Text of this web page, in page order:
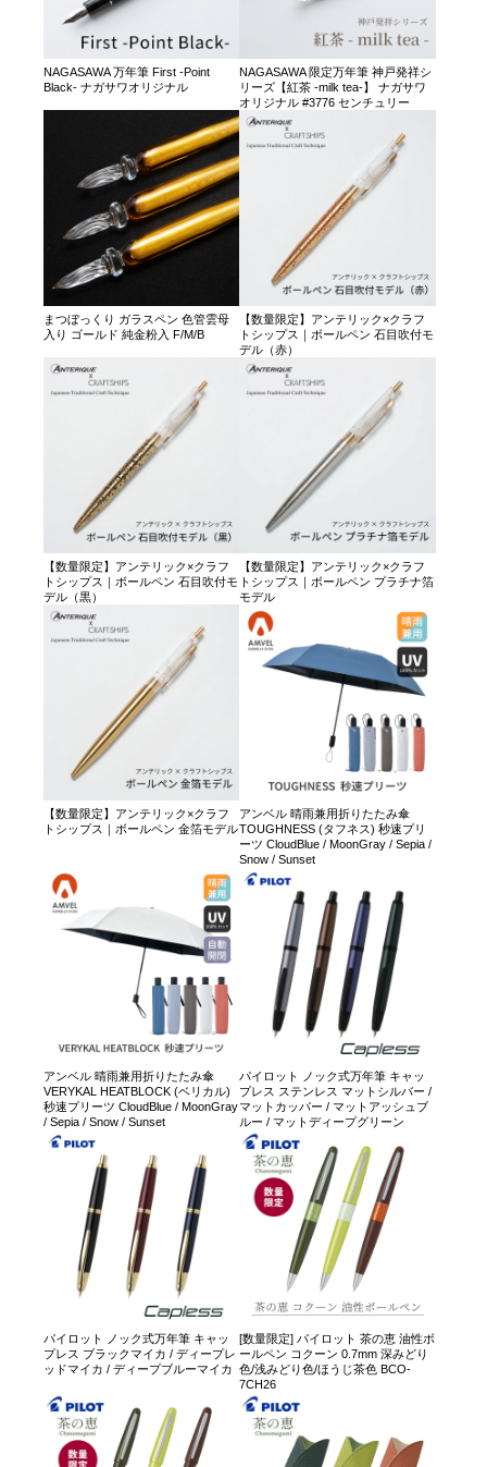
NAGASAWA 万年筆 First -Point
Black- ナガサワオリジナル
NAGASAWA 限定万年筆 神戸発祥シ
リーズ【紅茶 -milk tea-】 ナガサワ
オリジナル #3776 センチュリー
まつぼっくり ガラスペン 色管雲母
入り ゴールド 純金粉入 F/M/B
【数量限定】アンテリック×クラフ
トシップス｜ボールペン 石目吹付モ
デル（赤）
【数量限定】アンテリック×クラフ
トシップス｜ボールペン 石目吹付モ
デル（黒）
【数量限定】アンテリック×クラフ
トシップス｜ボールペン プラチナ箔
モデル
【数量限定】アンテリック×クラフ
トシップス｜ボールペン 金箔モデル
アンベル 晴雨兼用折りたたみ傘
TOUGHNESS (タフネス) 秒速プリ
ーツ CloudBlue / MoonGray / Sepia /
Snow / Sunset
アンベル 晴雨兼用折りたたみ傘
VERYKAL HEATBLOCK (ベリカル)
秒速プリーツ CloudBlue / MoonGray
/ Sepia / Snow / Sunset
パイロット ノック式万年筆 キャッ
プレス ステンレス マットシルバー /
マットカッパー / マットアッシュブ
ルー / マットディープグリーン
パイロット ノック式万年筆 キャッ
プレス ブラックマイカ / ディープレ
ッドマイカ / ディープブルーマイカ
[数量限定] パイロット 茶の恵 油性ボ
ールペン コクーン 0.7mm 深みどり
色/浅みどり色/ほうじ茶色 BCO-
7CH26